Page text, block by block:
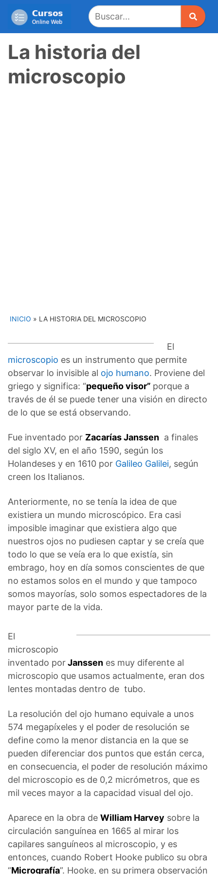
La historia del
microscopio
INICIO » LA HISTORIA DEL MICROSCOPIO
El
microscopio es un instrumento que permite
observar lo invisible al ojo humano. Proviene del
griego y significa: “pequeño visor” porque a
través de él se puede tener una visión en directo
de lo que se está observando.
Fue inventado por Zacarías Janssen a finales
del siglo XV, en el año 1590, según los
Holandeses y en 1610 por Galileo Galilei, según
creen los Italianos.
Anteriormente, no se tenía la idea de que
existiera un mundo microscópico. Era casi
imposible imaginar que existiera algo que
nuestros ojos no pudiesen captar y se creía que
todo lo que se veía era lo que existía, sin
embrago, hoy en día somos conscientes de que
no estamos solos en el mundo y que tampoco
somos mayorías, solo somos espectadores de la
mayor parte de la vida.
El
microscopio
inventado porJanssen es muy diferente al
microscopio que usamos actualmente, eran dos
lentes montadas dentro de tubo.
La resolución del ojo humano equivale a unos
574 megapíxeles y el poder de resolución se
define como la menor distancia en la que se
pueden diferenciar dos puntos que están cerca,
en consecuencia, el poder de resolución máximo
del microscopio es de 0,2 micrómetros, que es
mil veces mayor a la capacidad visual del ojo.
Aparece en la obra de William Harvey sobre la
circulación sanguínea en 1665 al mirar los
capilares sanguíneos al microscopio, y es
entonces, cuando Robert Hooke publico su obra
“Micrografía”. Hooke, en su primera observación